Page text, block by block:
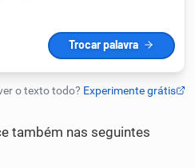
também nas seguintes